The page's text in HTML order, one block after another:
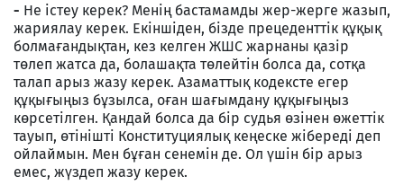
- Не істеу керек? Менің бастамамды жер-жерге жазып,
жариялау керек. Екіншіден, бізде прецеденттік құқық
болмағандықтан, кез келген ЖШС жарнаны қазір
төлеп жатса да, болашақта төлейтін болса да, сотқа
талап арыз жазу керек. Азаматтық кодексте егер
құқығыңыз бұзылса, оған шағымдану құқығыңыз
көрсетілген. Қандай болса да бір судья өзінен өжеттік
тауып, өтінішті Конституциялық кеңеске жібереді деп
ойлаймын. Мен бұған сенемін де. Ол үшін бір арыз
емес, жүздеп жазу керек.